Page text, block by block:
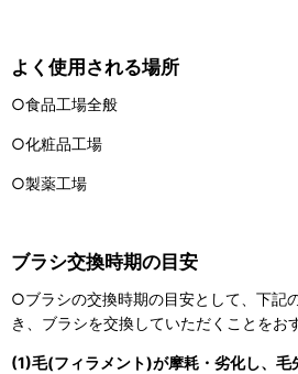
よく使用される場所
○食品工場全般
○化粧品工場
○製薬工場
ブラシ交換時期の目安
○ブラシの交換時期の目安として、下記
き、ブラシを交換していただくことをお
(1)毛(フィラメント)が摩耗・劣化し、毛